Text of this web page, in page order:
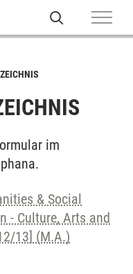
im
& Social
- Culture, Arts and
13] (M.A.)